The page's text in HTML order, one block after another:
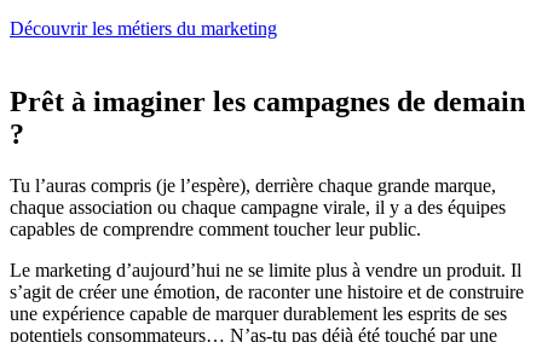
Découvrir les métiers du marketing
Prêt à imaginer les campagnes de demain
?
Tu l’auras compris (je l’espère), derrière chaque grande marque,
chaque association ou chaque campagne virale, il y a des équipes
capables de comprendre comment toucher leur public.
Le marketing d’aujourd’hui ne se limite plus à vendre un produit. Il
s’agit de créer une émotion, de raconter une histoire et de construire
une expérience capable de marquer durablement les esprits de ses
potentiels consommateurs… N’as-tu pas déjà été touché par une